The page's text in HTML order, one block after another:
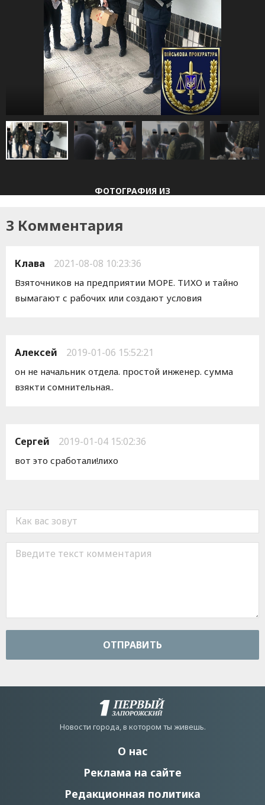
ФОТОГРАФИЯ ИЗ
3 Комментария
Клава 2021-08-08 10:23:36
Взяточников на предприятии МОРЕ. ТИХО и тайно
вымагают с рабочих или создают условия
Алексей 2019-01-06 15:52:21
он не начальник отдела. простой инженер. сумма
взякти сомнительная..
Сергей 2019-01-04 15:02:36
вот это сработали!лихо
ОТПРАВИТЬ
Новости города, в котором ты живешь.
О нас
Реклама на сайте
Редакционная политика